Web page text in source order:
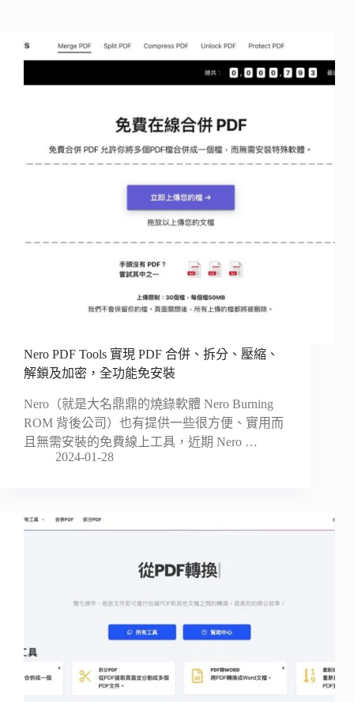
Nero PDF Tools 實現 PDF 合併、拆分、壓縮、
解鎖及加密，全功能免安裝
Nero（就是大名鼎鼎的燒錄軟體 Nero Burning
ROM 背後公司）也有提供一些很方便、實用而
且無需安裝的免費線上工具，近期 Nero …
2024-01-28